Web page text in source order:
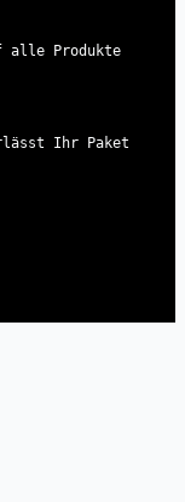
alle Produkte
Ihr Paket